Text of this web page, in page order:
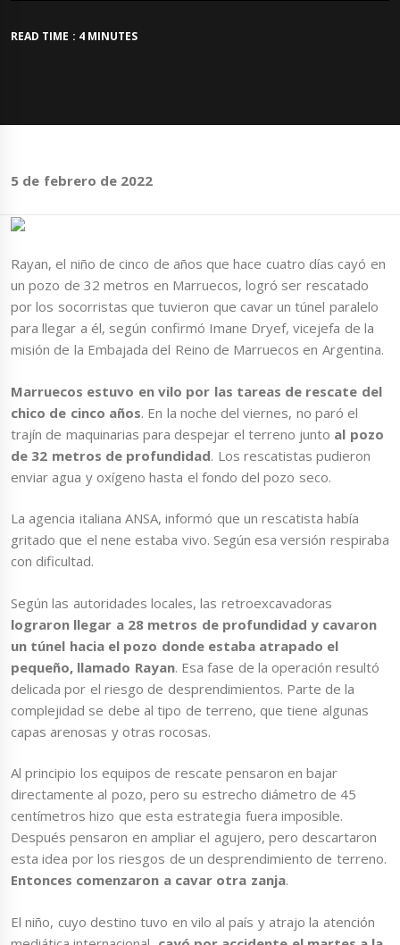
READ TIME : 4 MINUTES
5 de febrero de 2022
Rayan, el niño de cinco de años que hace cuatro días cayó en
un pozo de 32 metros en Marruecos, logró ser rescatado
por los socorristas que tuvieron que cavar un túnel paralelo
para llegar a él, según confirmó Imane Dryef, vicejefa de la
misión de la Embajada del Reino de Marruecos en Argentina.
Marruecos estuvo en vilo por las tareas de rescate del
chico de cinco años. En la noche del viernes, no paró el
trajín de maquinarias para despejar el terreno junto al pozo
de 32 metros de profundidad. Los rescatistas pudieron
enviar agua y oxígeno hasta el fondo del pozo seco.
La agencia italiana ANSA, informó que un rescatista había
gritado que el nene estaba vivo. Según esa versión respiraba
con dificultad.
Según las autoridades locales, las retroexcavadoras
lograron llegar a 28 metros de profundidad y cavaron
un túnel hacia el pozo donde estaba atrapado el
pequeño, llamado Rayan. Esa fase de la operación resultó
delicada por el riesgo de desprendimientos. Parte de la
complejidad se debe al tipo de terreno, que tiene algunas
capas arenosas y otras rocosas.
Al principio los equipos de rescate pensaron en bajar
directamente al pozo, pero su estrecho diámetro de 45
centímetros hizo que esta estrategia fuera imposible.
Después pensaron en ampliar el agujero, pero descartaron
esta idea por los riesgos de un desprendimiento de terreno.
Entonces comenzaron a cavar otra zanja.
El niño, cuyo destino tuvo en vilo al país y atrajo la atención